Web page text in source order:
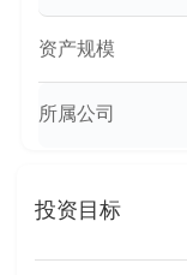
资产规模
所属公司
投资目标